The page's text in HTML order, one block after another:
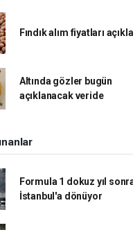
Fındık alım fiyatları
Altında gözler bugün
açıklanacak veride
Formula 1 dokuz yıl
İstanbul'a dönüyor